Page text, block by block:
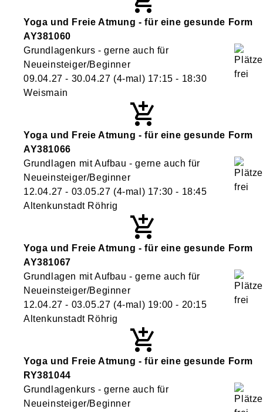
Yoga und Freie Atmung - für eine gesunde Form
AY381060
Grundlagenkurs - gerne auch für
Neueinsteiger/Beginner
09.04.27 - 30.04.27 (4-mal) 17:15 - 18:30
Weismain
Yoga und Freie Atmung - für eine gesunde Form
AY381066
Grundlagen mit Aufbau - gerne auch für
Neueinsteiger/Beginner
12.04.27 - 03.05.27 (4-mal) 17:30 - 18:45
Altenkunstadt Röhrig
Yoga und Freie Atmung - für eine gesunde Form
AY381067
Grundlagen mit Aufbau - gerne auch für
Neueinsteiger/Beginner
12.04.27 - 03.05.27 (4-mal) 19:00 - 20:15
Altenkunstadt Röhrig
Yoga und Freie Atmung - für eine gesunde Form
RY381044
Grundlagenkurs - gerne auch für
Neueinsteiger/Beginner